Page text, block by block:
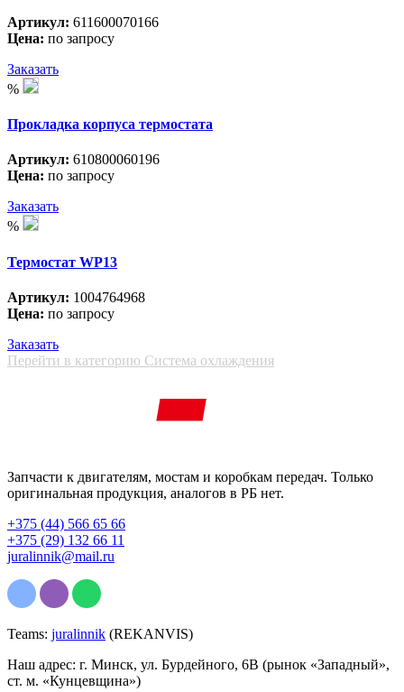
Артикул: 611600070166
Цена: по запросу
Заказать
%
Прокладка корпуса термостата
Артикул: 610800060196
Цена: по запросу
Заказать
%
Термостат WP13
Артикул: 1004764968
Цена: по запросу
Заказать
Перейти в категорию Система охлаждения
Запчасти к двигателям, мостам и коробкам передач. Только
оригинальная продукция, аналогов в РБ нет.
+375 (44) 566 65 66
+375 (29) 132 66 11
juralinnik@mail.ru
Teams: juralinnik (REKANVIS)
Наш адрес: г. Минск, ул. Бурдейного, 6В (рынок «Западный»,
ст. м. «Кунцевщина»)